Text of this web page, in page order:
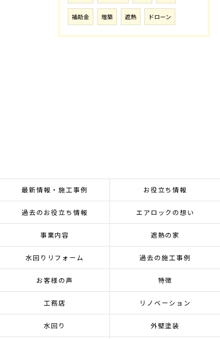
補助金 増築 遮熱 ドローン
最新情報・施工事例 お役立ち情報
過去のお役立ち情報 エアロックの想い
事業内容 遮熱の家
水回りリフォーム 過去の施工事例
お客様の声 特徴
工務店 リノベーション
水回り 外壁塗装